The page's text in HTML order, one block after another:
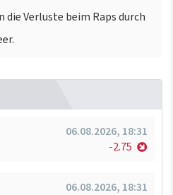
Verluste beim Raps durch
06.08.2026, 18:31
-2.75
06.08.2026, 18:31